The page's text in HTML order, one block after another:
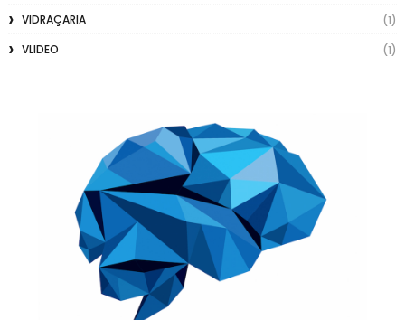
VIDRAÇARIA
(1)
VLIDEO
(1)